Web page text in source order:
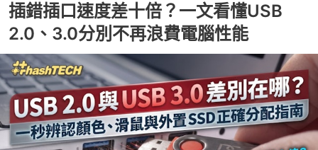
插錯插口速度差十倍？一文看懂USB
2.0、3.0分別不再浪費電腦性能